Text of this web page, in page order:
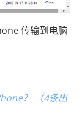
传输到电脑
？ （4条出